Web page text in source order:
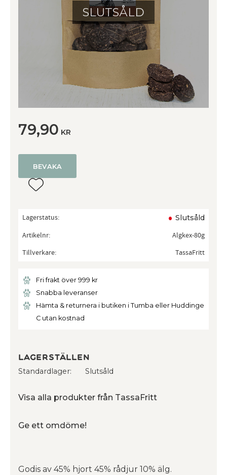
SLUTSÅLD
79,90 KR
Lägg till i favoriter
BEVAKA
Lagerstatus Slutsåld
Artikelnr
Algkex-80g
Tillverkare
TassaFritt
Fri frakt över 999 kr
Snabba leveranser
Hämta & returnera i butiken i Tumba eller Huddinge
C utan kostnad
Lagerställen
Standardlager Slutsåld
Visa alla produkter från TassaFritt
Ge ett omdöme!
Godis av 45% hjort 45% rådjur 10% älg.